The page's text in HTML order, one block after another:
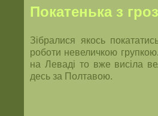
Покатенька з
Зібралися якось
роботи невеличкою групкою.
на Леваді то вже висіла
десь за Полтавою.